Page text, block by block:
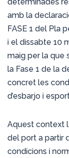
amb la
FASE 1 del Pla
i el dissabte 10
maig per la que
la Fase 1 de la
concret les
d’esbarjo i
Aquest context
del port a partir
condicions i